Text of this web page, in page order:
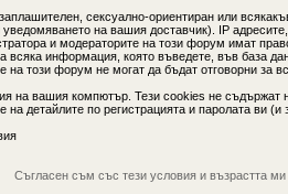
сексуално-ориентиран или
на вашия доставчик). IP
и модераторите на този форум имат
всяка информация, която въведете, във база
този форум не могат да бъдат отговорни за
на вашия компютър. Тези cookies не съдържат
детайлите по регистрацията и паролата ви
Съгласен съм със тези условия и възрастта ми